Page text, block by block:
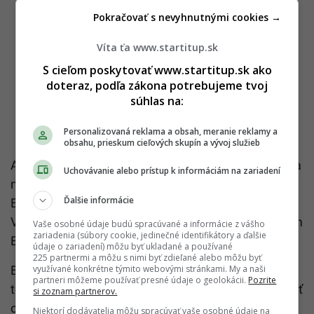
Ako sme ťa informovali aj v našom staršom článku
a
na čo upozorňuje aj Letisko M. R. Štefánika v
Bratislave, od 2. apríla 2025 čakajú cestujúcich do
Veľkej Británie zmeny. Británia zaviedla nový systém
ETA (Electronic Travel Authorisation).
Bez tohto povolenia nebude možné vycestovať do
tejto krajiny. Slováci mohli o toto potvrdenie požiadať
od marca 2025. Podľa tlačovej správy musia
Víta ťa www.startitup.sk
S cieľom poskytovať www.startitup.sk ako
doteraz, podľa zákona potrebujeme tvoj
súhlas na:
Personalizovaná reklama a obsah, meranie reklamy a
obsahu, prieskum cieľových skupín a vývoj služieb
Uchovávanie alebo prístup k informáciám na zariadení
Ďalšie informácie
Vaše osobné údaje budú spracúvané a informácie z vášho
zariadenia (súbory cookie, jedinečné identifikátory a ďalšie
údaje o zariadení) môžu byť ukladané a používané
225 partnermi a môžu s nimi byť zdieľané alebo môžu byť
využívané konkrétne týmito webovými stránkami. My a naši
partneri môžeme používať presné údaje o geolokácii. Pozrite
si zoznam partnerov.
Niektorí dodávatelia môžu spracúvať vaše osobné údaje na
Pokračovať s nevyhnutnými cookies →